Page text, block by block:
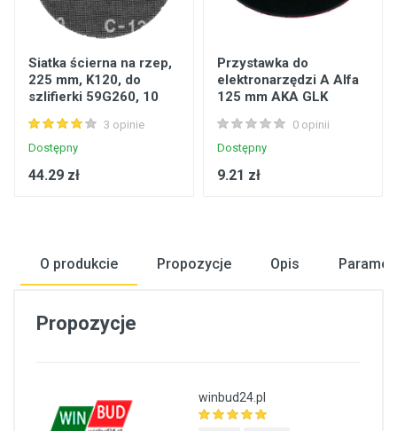
Siatka ścierna na rzep,
225 mm, K120, do
szlifierki 59G260, 10
3 opinie
Dostępny
44.29 zł
Przystawka do
elektronarzędzi A Alfa
125 mm AKA GLK
0 opinii
Dostępny
9.21 zł
O produkcie Propozycje Opis
Propozycje
winbud24.pl